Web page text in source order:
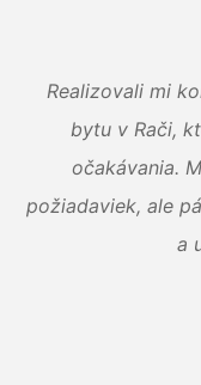
Realizovali mi
bytu v Rači,
očakávania.
požiadaviek, ale
a